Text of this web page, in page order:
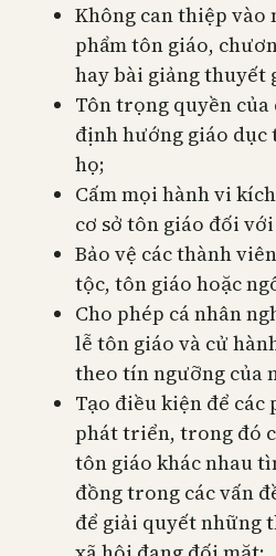
Không can thiệp vào
phẩm tôn giáo,
hay bài giảng thuyết
Tôn trọng quyền
định hướng giáo dục
họ;
Cấm mọi hành vi
cơ sở tôn giáo đối
Bảo vệ các thành
tộc, tôn giáo hoặc
Cho phép cá nhân
lễ tôn giáo và cử
theo tín ngưỡng của
Tạo điều kiện để
phát triển, trong đó
tôn giáo khác nhau
đồng trong các vấn
để giải quyết những